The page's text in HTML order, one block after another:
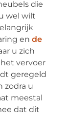
die
wel wilt
en de
u zich
vervoer
geregeld
zodra u
meestal
dat dit